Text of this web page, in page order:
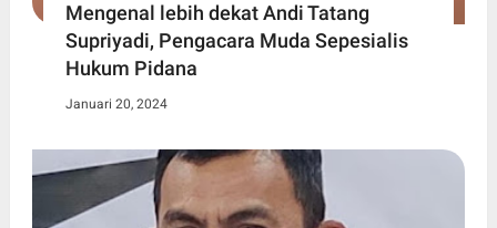
Mengenal lebih dekat Andi Tatang
Supriyadi, Pengacara Muda Sepesialis
Hukum Pidana
Januari 20, 2024